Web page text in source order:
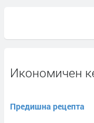
Икономичен
Предишна рецепта